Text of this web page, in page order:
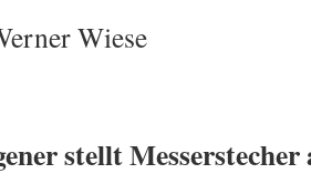
Wiese
stellt